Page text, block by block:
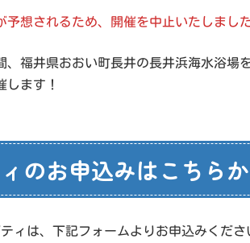
予想されるため、開催を中止いたしました
福井県おおい町長井の長井浜海水浴場
ます！
のお申込みはこちらか
ィは、下記フォームよりお申込みくださ